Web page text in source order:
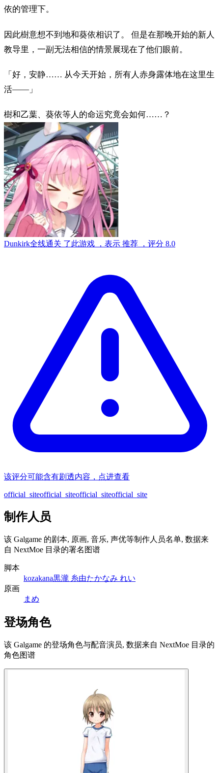
依的管理下。
因此樹意想不到地和葵依相识了。 但是在那晚开始的新人
教导里，一副无法相信的情景展现在了他们眼前。
「好，安静…… 从今天开始，所有人赤身露体地在这里生
活――」
樹和乙葉、葵依等人的命运究竟会如何……？
Dunkirk全线通关 了此游戏 ，表示 推荐 ，评分 8.0
该评分可能含有剧透内容，点进查看
official_siteofficial_siteofficial_siteofficial_site
制作人员
该 Galgame 的剧本, 原画, 音乐, 声优等制作人员名单, 数据来
自 NextMoe 目录的署名图谱
脚本
kozakana黒瀧 糸由たかなみ れい
原画
まめ
登场角色
该 Galgame 的登场角色与配音演员, 数据来自 NextMoe 目录的
角色图谱